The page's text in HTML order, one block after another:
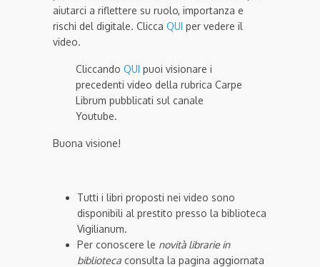
aiutarci a riflettere su ruolo, importanza e
rischi del digitale. Clicca QUI per vedere il
video.
Cliccando QUI puoi visionare i
precedenti video della rubrica Carpe
Librum pubblicati sul canale
Youtube.
Buona visione!
Tutti i libri proposti nei video sono
disponibili al prestito presso la biblioteca
Vigilianum.
Per conoscere le novità librarie in
biblioteca consulta la pagina aggiornata